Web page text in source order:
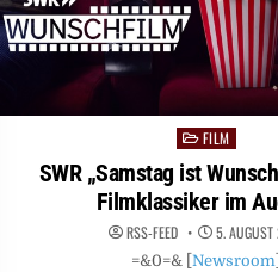
Posted
in
FILM
SWR „Samstag ist
Filmklassiker im
RSS-FEED 5.
=&0=& [Newsroom